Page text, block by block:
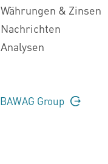
Währungen & Zinsen
Nachrichten
Analysen
BAWAG Group